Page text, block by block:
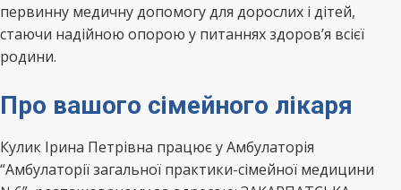
первинну медичну допомогу для дорослих і дітей,
стаючи надійною опорою у питаннях здоров’я всієї
родини.
Про вашого сімейного лікаря
Кулик Ірина Петрівна працює у Амбулаторія
“Амбулаторії загальної практики-сімейної медицини